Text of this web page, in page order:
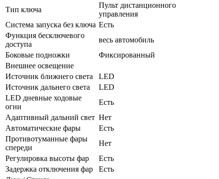
Тип ключа
Пульт дистанционного
управления
Система запуска без ключа Есть
Функция бесключевого
доступа
весь автомобиль
Боковые подножки
Фиксированный
Внешнее освещение
Источник ближнего света
LED
Источник дальнего света
LED
LED дневные ходовые
огни
Есть
Адаптивный дальний свет Нет
Автоматические фары
Есть
Противотуманные фары
спереди
Нет
Регулировка высоты фар
Есть
Задержка отключения фар
Есть